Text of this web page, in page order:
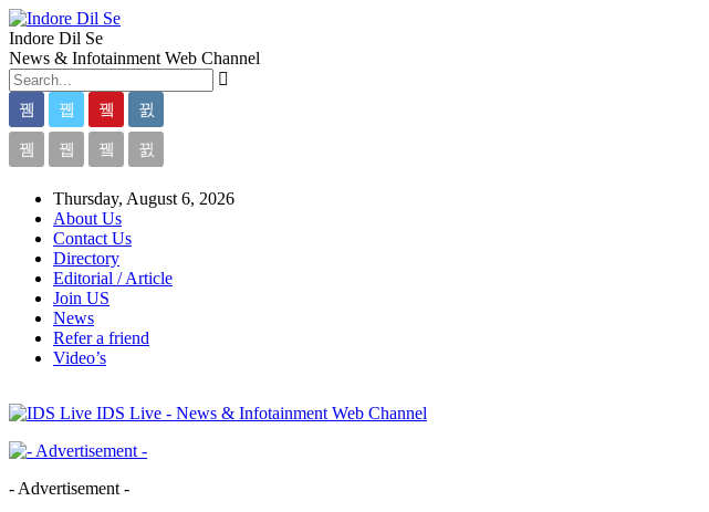
Indore Dil Se
News & Infotainment Web Channel
Thursday, August 6, 2026
About Us
Contact Us
Directory
Editorial / Article
Join US
News
Refer a friend
Video’s
IDS Live - News & Infotainment Web Channel
- Advertisement -